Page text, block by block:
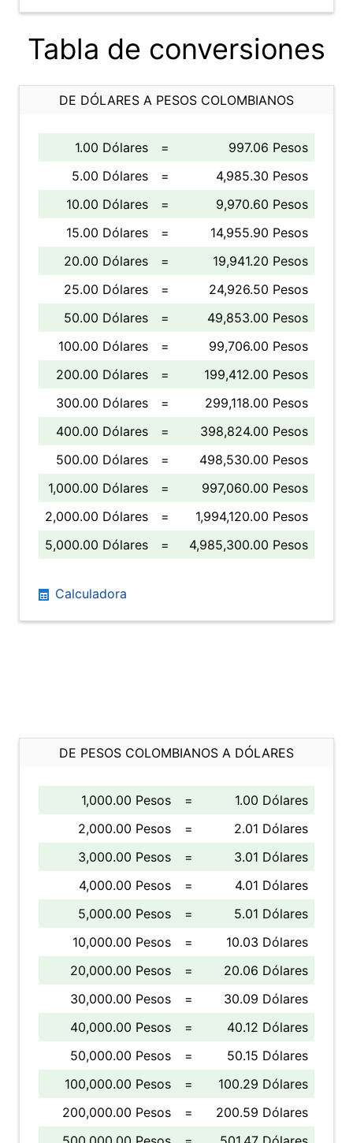
Tabla de conversiones
DE DÓLARES A PESOS COLOMBIANOS
1.00 Dólares =
997.06 Pesos
5.00 Dólares
=
4,985.30 Pesos
10.00 Dólares
=
9,970.60 Pesos
15.00 Dólares
=
14,955.90 Pesos
20.00 Dólares
=
19,941.20 Pesos
25.00 Dólares
=
24,926.50 Pesos
50.00 Dólares
=
49,853.00 Pesos
100.00 Dólares
=
99,706.00 Pesos
200.00 Dólares
=
199,412.00 Pesos
300.00 Dólares
=
299,118.00 Pesos
400.00 Dólares
=
398,824.00 Pesos
500.00 Dólares
=
498,530.00 Pesos
1,000.00 Dólares
=
997,060.00 Pesos
2,000.00 Dólares
=
1,994,120.00 Pesos
5,000.00 Dólares
= 4,985,300.00 Pesos
Calculadora
DE PESOS COLOMBIANOS A DÓLARES
1,000.00 Pesos =
1.00 Dólares
2,000.00 Pesos
=
2.01 Dólares
3,000.00 Pesos
=
3.01 Dólares
4,000.00 Pesos
=
4.01 Dólares
5,000.00 Pesos
=
5.01 Dólares
10,000.00 Pesos
=
10.03 Dólares
20,000.00 Pesos
=
20.06 Dólares
30,000.00 Pesos
=
30.09 Dólares
40,000.00 Pesos
=
40.12 Dólares
50,000.00 Pesos
=
50.15 Dólares
100,000.00 Pesos
=
100.29 Dólares
200,000.00 Pesos
=
200.59 Dólares